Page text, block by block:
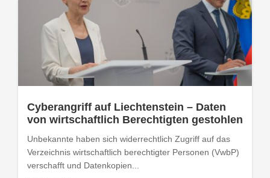
Cyberangriff auf Liechtenstein – Daten
von wirtschaftlich Berechtigten gestohlen
Unbekannte haben sich widerrechtlich Zugriff auf das
Verzeichnis wirtschaftlich berechtigter Personen (VwbP)
verschafft und Datenkopien...